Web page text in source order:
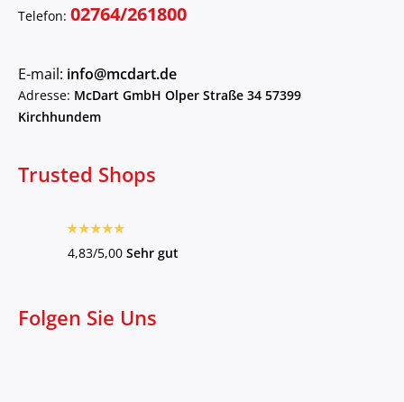
Telefon: 02764/261800
E-mail: info@mcdart.de
Adresse: McDart GmbH Olper Straße 34 57399
Kirchhundem
Trusted Shops
4,83/5,00 Sehr gut
Folgen Sie Uns